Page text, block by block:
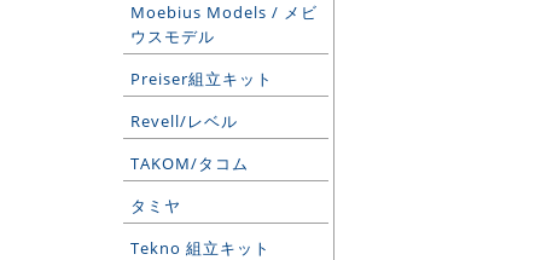
Moebius Models / メビ
ウスモデル
Preiser組立キット
Revell/レベル
TAKOM/タコム
タミヤ
Tekno 組立キット